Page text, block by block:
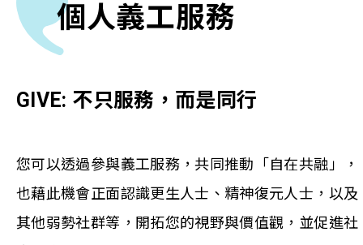
個人義工服務
GIVE: 不只服務，而是同行
您可以透過參與義工服務，共同推動「自在共融」，
也藉此機會正面認識更生人士、精神復元人士，以及
其他弱勢社群等，開拓您的視野與價值觀，並促進社